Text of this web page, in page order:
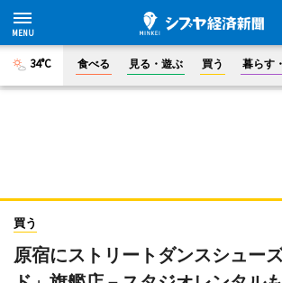
34°C 食べる 見る・遊ぶ 買う 暮らす
買う
原宿にストリートダンスシュー